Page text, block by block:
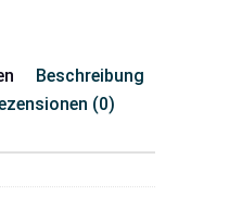
Beschreibung
(0)